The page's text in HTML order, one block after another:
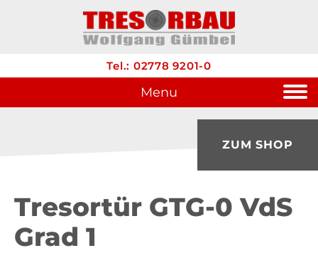
ZUM SHOP
Tel.: 02778 9201-0
Menu
Tresortür GTG-0 VdS
Grad 1